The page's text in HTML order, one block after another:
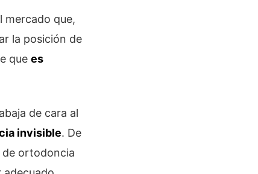
mercado que,
la posición de
que es
de cara al
invisible. De
de ortodoncia